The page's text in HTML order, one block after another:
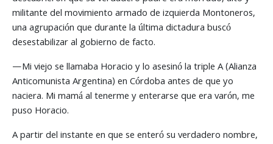
militante del movimiento armado de izquierda Montoneros,
una agrupación que durante la última dictadura buscó
desestabilizar al gobierno de facto.
—Mi viejo se llamaba Horacio y lo asesinó la triple A (Alianza
Anticomunista Argentina) en Córdoba antes de que yo
naciera. Mi mamá al tenerme y enterarse que era varón, me
puso Horacio.
A partir del instante en que se enteró su verdadero nombre,